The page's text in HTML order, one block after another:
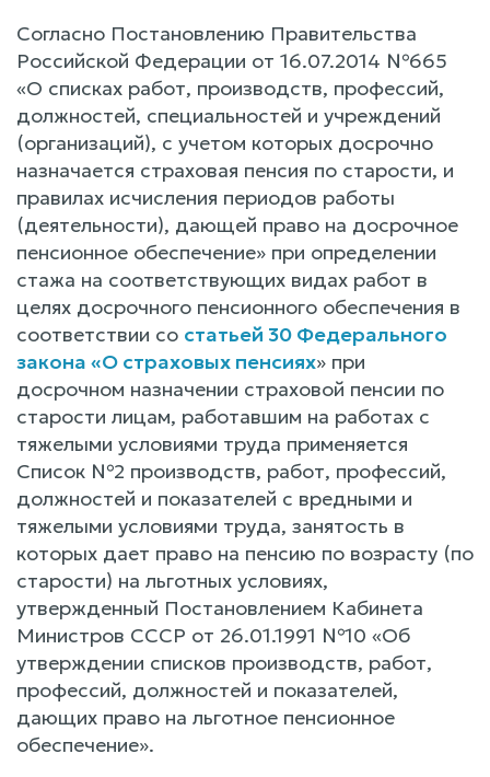
Согласно Постановлению Правительства
Российской Федерации от 16.07.2014 №665
«О списках работ, производств, профессий,
должностей, специальностей и учреждений
(организаций), с учетом которых досрочно
назначается страховая пенсия по старости, и
правилах исчисления периодов работы
(деятельности), дающей право на досрочное
пенсионное обеспечение» при определении
стажа на соответствующих видах работ в
целях досрочного пенсионного обеспечения в
соответствии со статьей 30 Федерального
закона «О страховых пенсиях» при
досрочном назначении страховой пенсии по
старости лицам, работавшим на работах с
тяжелыми условиями труда применяется
Список №2 производств, работ, профессий,
должностей и показателей с вредными и
тяжелыми условиями труда, занятость в
которых дает право на пенсию по возрасту (по
старости) на льготных условиях,
утвержденный Постановлением Кабинета
Министров СССР от 26.01.1991 №10 «Об
утверждении списков производств, работ,
профессий, должностей и показателей,
дающих право на льготное пенсионное
обеспечение».